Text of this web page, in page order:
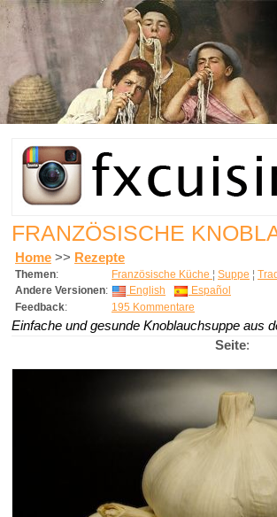
FRANZÖSISCHE
Home >> Rezepte
Themen: Französische Küche ¦ Suppe ¦
Andere Versionen: English
Español
Feedback: 195 Kommentare
Einfache und gesunde Knoblauchsuppe aus
Seite: